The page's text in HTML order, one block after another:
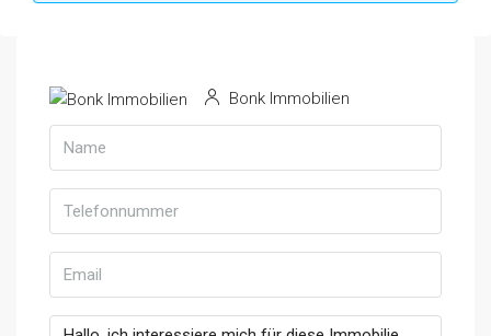
Bonk Immobilien